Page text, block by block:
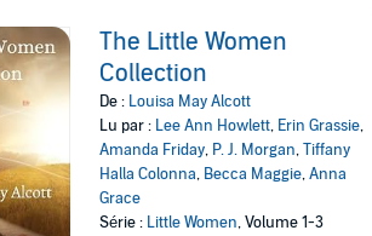
The Little Women
Collection
De : Louisa May Alcott
Lu par : Lee Ann Howlett, Erin Grassie,
Amanda Friday, P. J. Morgan,Tiffany
Halla Colonna, Becca Maggie,Anna
Grace
Série : Little Women, Volume 1-3